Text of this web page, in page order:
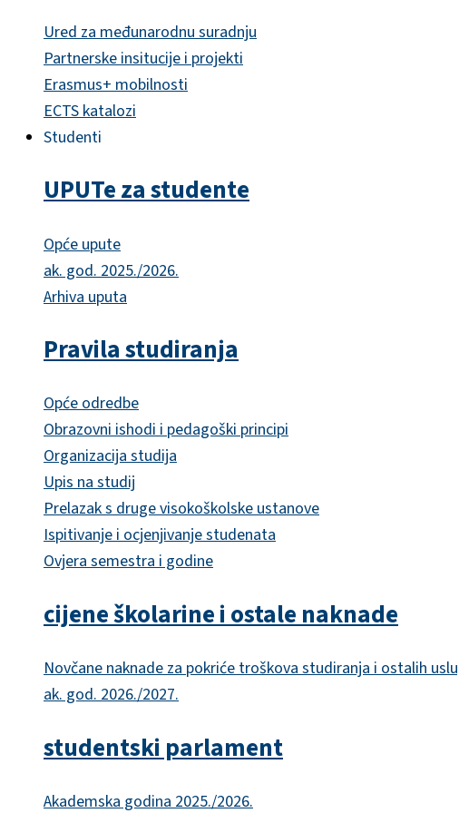
Ured za međunarodnu suradnju
Partnerske insitucije i projekti
Erasmus+ mobilnosti
ECTS katalozi
Studenti
UPUTe za studente
Opće upute
ak. god. 2025./2026.
Arhiva uputa
Pravila studiranja
Opće odredbe
Obrazovni ishodi i pedagoški principi
Organizacija studija
Upis na studij
Prelazak s druge visokoškolske ustanove
Ispitivanje i ocjenjivanje studenata
Ovjera semestra i godine
cijene školarine i ostale naknade
Novčane naknade za pokriće troškova studiranja i ostalih
ak. god. 2026./2027.
studentski parlament
Akademska godina 2025./2026.